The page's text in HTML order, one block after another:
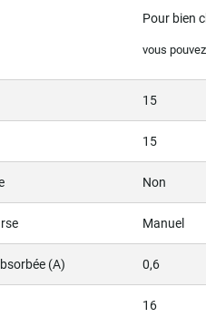
Pour bien
vous
15
15
Non
Manuel
(A) 0,6
16